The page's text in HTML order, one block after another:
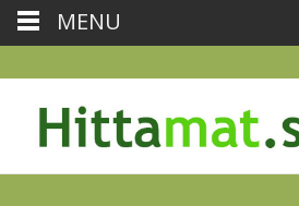
MENU